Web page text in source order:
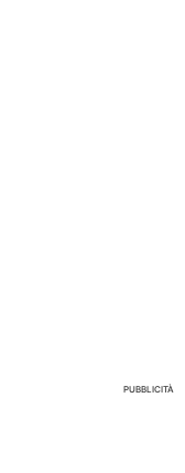
PUBBLICITÀ